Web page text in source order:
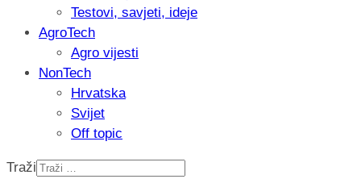
Testovi, savjeti, ideje
AgroTech
Agro vijesti
NonTech
Hrvatska
Svijet
Off topic
Traži